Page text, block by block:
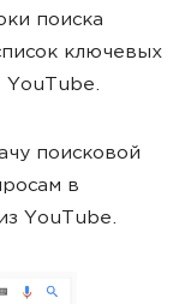
поиска
ключевых
YouTube.
поисковой
в
YouTube.